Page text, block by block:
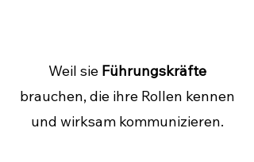
Weil sie Führungskräfte
brauchen, die ihre Rollen kennen
und wirksam kommunizieren.